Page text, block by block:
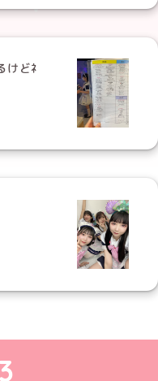
けどﾈ
公式アカウント
X公式アカウント
みんInstagram公式アカウント
どりーみんFacebook公式アカウン
めいどりーみんYouTube公式アカ